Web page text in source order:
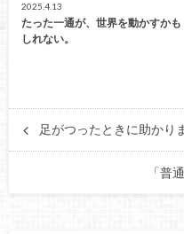
2025.4.13
たった一通が、世界を動かすかも
しれない。
足がつったときに助かり
「普